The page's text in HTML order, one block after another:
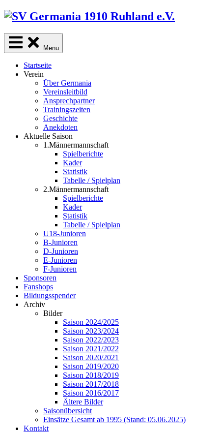
Skip
content
Menu
Startseite
Verein
Über Germania
Vereinsleitbild
Ansprechpartner
Trainingszeiten
Geschichte
Anekdoten
Aktuelle Saison
1.Männermannschaft
Spielberichte
Kader
Statistik
Tabelle / Spielplan
2.Männermannschaft
Spielberichte
Kader
Statistik
Tabelle / Spielplan
U18-Junioren
B-Junioren
D-Junioren
E-Junioren
F-Junioren
Sponsoren
Fanshops
Bildungsspender
Archiv
Bilder
Saison 2024/2025
Saison 2023/2024
Saison 2022/2023
Saison 2021/2022
Saison 2020/2021
Saison 2019/2020
Saison 2018/2019
Saison 2017/2018
Saison 2016/2017
Ältere Bilder
Saisonübersicht
Einsätze Gesamt ab 1995 (Stand: 05.06.2025)
Kontakt